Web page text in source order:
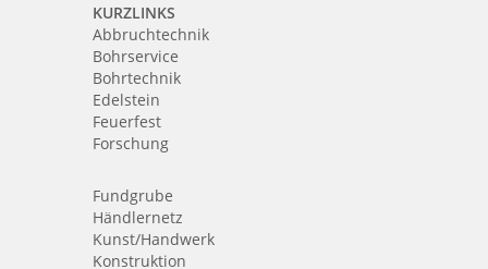
KURZLINKS
Abbruchtechnik
Bohrservice
Bohrtechnik
Edelstein
Feuerfest
Forschung
Fundgrube
Händlernetz
Kunst/Handwerk
Konstruktion